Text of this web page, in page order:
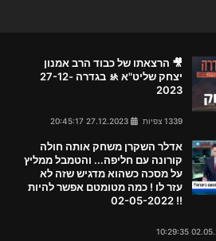
🎥 הרצאתו של כבוד הרב אמנון
יצחק שליט"א 🚸 בגדרה 27-12-
2023
1339 צפיות
אדלר השקרן משחק אותה חולה
קורונה עם חליפה... והטמבל ממליץ
על מסכה כשהוא מדגיש שזה לא
עזר לו ! כמה מטומטם אפשר להיות
!! 02-05-2022